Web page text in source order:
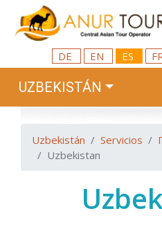
DE EN ES
UZBEKISTÁN
Uzbekistán Servicios
Uzbekistan